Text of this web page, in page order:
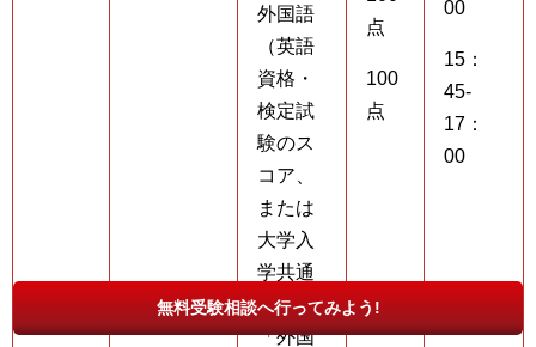
外国語
（英語
資格・
検定試
験のス
コア、
または
大学入
学共通
テスト
「外国
点
100
点
00
15：
45-
17：
00
無料受験相談へ行ってみよう!